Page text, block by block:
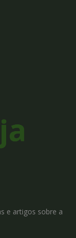
e artigos sobre a